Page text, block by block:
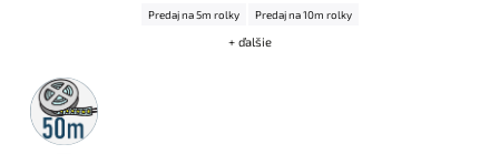
Predaj na 5m rolky Predaj na 10m rolky
+ ďalšie
50m
rolka